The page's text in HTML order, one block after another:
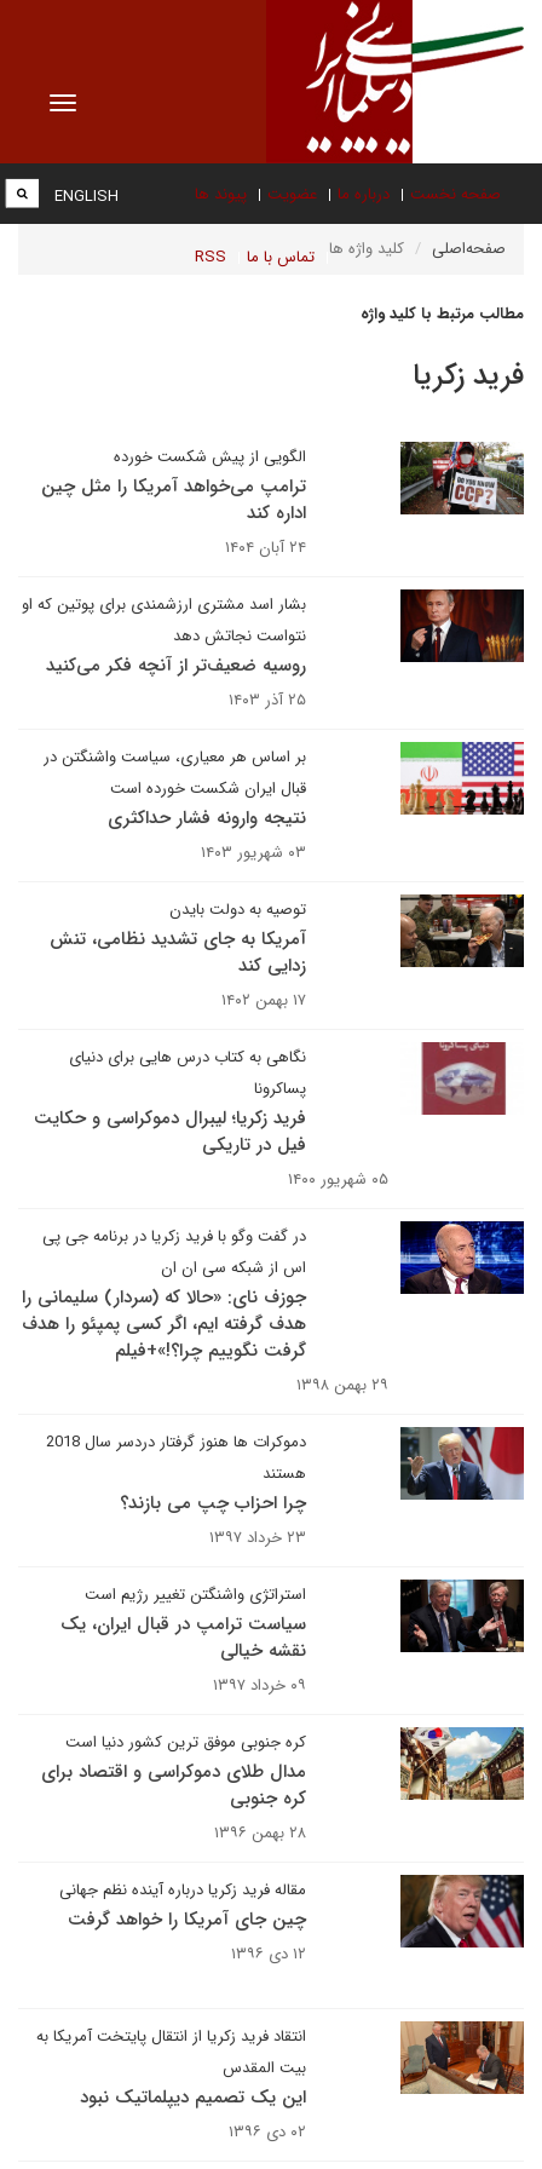
Toggle
صفحه نخست درباره ما عضویت پیوند ها
تماس با ما RSS
ENGLISH
صفحه‌اصلی کلید واژه ها
مطالب مرتبط با کلید واژه
فرید زکریا
الگویی از پیش شکست خورده
ترامپ می‌خواهد آمریکا را مثل چین
اداره کند
۲۴ آبان ۱۴۰۴
بشار اسد مشتری ارزشمندی برای پوتین که او
نتواست نجاتش دهد
روسیه ضعیف‌تر از آنچه فکر می‌کنید
۲۵ آذر ۱۴۰۳
بر اساس هر معیاری، سیاست واشنگتن در
قبال ایران شکست خورده است
نتیجه وارونه فشار حداکثری
۰۳ شهریور ۱۴۰۳
توصیه به دولت بایدن
آمریکا به جای تشدید نظامی، تنش
زدایی کند
۱۷ بهمن ۱۴۰۲
نگاهی به کتاب درس هایی برای دنیای
پساکرونا
فرید زکریا؛ لیبرال دموکراسی و حکایت
فیل در تاریکی
۰۵ شهریور ۱۴۰۰
در گفت وگو با فرید زکریا در برنامه جی پی
اس از شبکه سی ان ان
جوزف نای: «حالا که (سردار) سلیمانی را
هدف گرفته ایم، اگر کسی پمپئو را هدف
گرفت نگوییم چرا؟!»+فیلم
۲۹ بهمن ۱۳۹۸
دموکرات ها هنوز گرفتار دردسر سال 2018
هستند
چرا احزاب چپ می بازند؟
۲۳ خرداد ۱۳۹۷
استراتژی واشنگتن تغییر رژیم است
سیاست ترامپ در قبال ایران، یک
نقشه خیالی
۰۹ خرداد ۱۳۹۷
کره جنوبی موفق ترین کشور دنیا است
مدال طلای دموکراسی و اقتصاد برای
کره جنوبی
۲۸ بهمن ۱۳۹۶
مقاله فرید زکریا درباره آینده نظم جهانی
چین جای آمریکا را خواهد گرفت
۱۲ دی ۱۳۹۶
انتقاد فرید زکریا از انتقال پایتخت آمریکا به
بیت المقدس
این یک تصمیم دیپلماتیک نبود
۰۲ دی ۱۳۹۶